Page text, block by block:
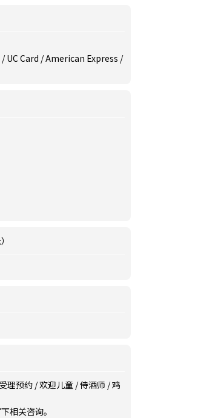
/ UC Card / American Express /
受理预约 /欢迎儿童 /侍酒师 /鸡
相关咨询。